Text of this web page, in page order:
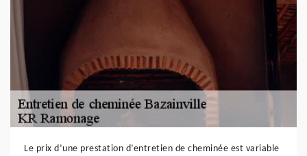
Le prix d’une prestation d’entretien de cheminée est variable